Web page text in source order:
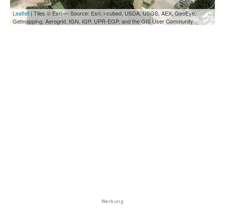
Leaflet | Tiles © Esri — Source: Esri, i-cubed, USDA, USGS, AEX, GeoEye,
Getmapping, Aerogrid, IGN, IGP, UPR-EGP, and the GIS User Community
Werbung